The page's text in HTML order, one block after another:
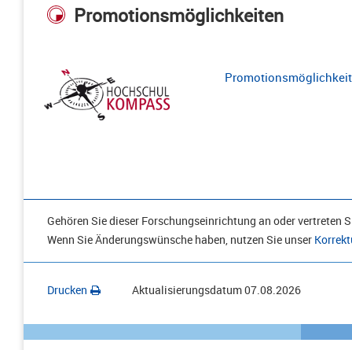
Promotionsmöglichkeiten
Gehören Sie dieser Forschungseinrichtung an oder vertreten
Wenn Sie Änderungswünsche haben, nutzen Sie unser
Drucken Aktualisierungsdatum07.08.2026